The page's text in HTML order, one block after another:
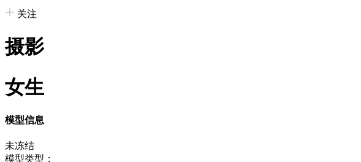
关注
摄影
女生
模型信息
未冻结
模型类型：